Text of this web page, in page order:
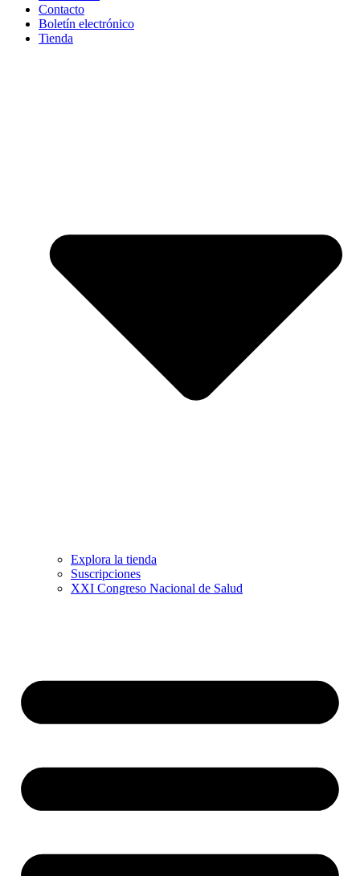
Contacto
Boletín electrónico
Tienda
Explora la tienda
Suscripciones
XXI Congreso Nacional de Salud